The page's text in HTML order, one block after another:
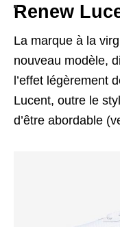
Renew
La marque à la
nouveau modèle,
l’effet légèrement
Lucent, outre le
d’être abordable